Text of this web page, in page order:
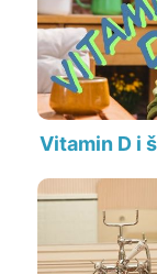
Vitamin D i